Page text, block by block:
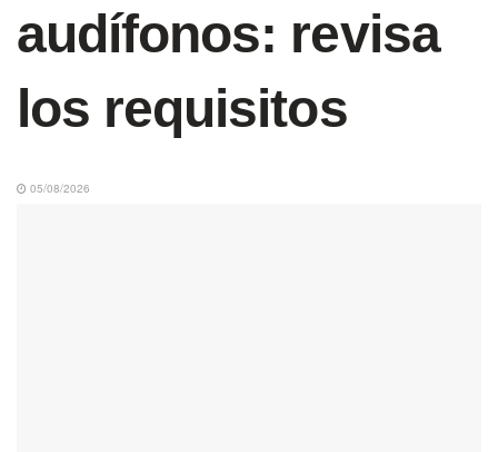
audífonos: revisa
los requisitos
05/08/2026